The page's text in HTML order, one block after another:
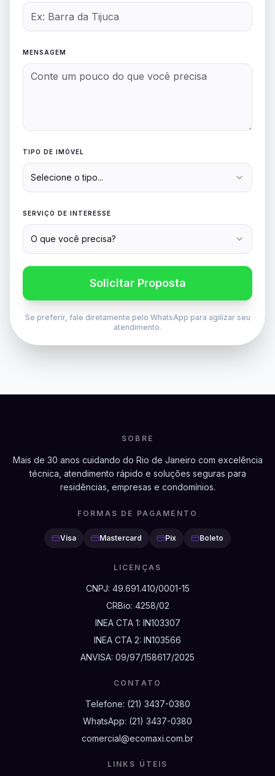
MENSAGEM
TIPO DE IMÓVEL
Selecione o tipo...
SERVIÇO DE INTERESSE
O que você precisa?
Solicitar Proposta
Se preferir, fale diretamente pelo WhatsApp para agilizar seu
atendimento.
SOBRE
Mais de 30 anos cuidando do Rio de Janeiro com excelência
técnica, atendimento rápido e soluções seguras para
residências, empresas e condomínios.
FORMAS DE PAGAMENTO
Visa Mastercard Pix Boleto
LICENÇAS
CNPJ: 49.691.410/0001-15
CRBio: 4258/02
INEA CTA 1: IN103307
INEA CTA 2: IN103566
ANVISA: 09/97/158617/2025
CONTATO
Telefone: (21) 3437-0380
WhatsApp: (21) 3437-0380
comercial@ecomaxi.com.br
LINKS ÚTEIS